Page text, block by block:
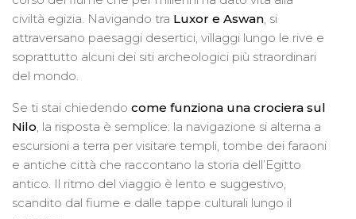
civiltà egizia. Navigando tra Luxor e Aswan , si
attraversano paesaggi desertici, villaggi lungo le rive e
soprattutto alcuni dei siti archeologici più straordinari
del mondo.
Se ti stai chiedendo come funziona una crociera sul
Nilo , la risposta è semplice: la navigazione si alterna a
escursioni a terra per visitare templi, tombe dei faraoni
e antiche città che raccontano la storia dell’Egitto
antico. Il ritmo del viaggio è lento e suggestivo,
scandito dal fiume e dalle tappe culturali lungo il